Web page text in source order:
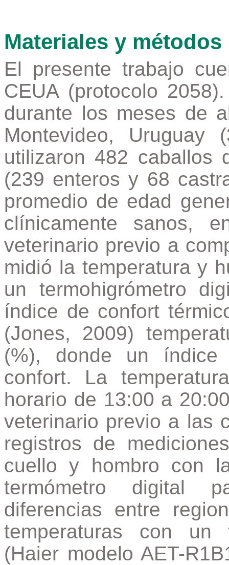
Materiales y métodos
El presente trabajo
CEUA (protocolo
durante los meses de
Montevideo, Uruguay
utilizaron 482 caballos
(239 enteros y 68
promedio de edad
clínicamente sanos,
veterinario previo a
midió la temperatura y
un termohigrómetro
índice de confort
(Jones, 2009)
(%), donde un
confort. La
horario de 13:00 a
veterinario previo a las
registros de
cuello y hombro con
termómetro digital
diferencias entre
temperaturas con un
(Haier modelo AET-